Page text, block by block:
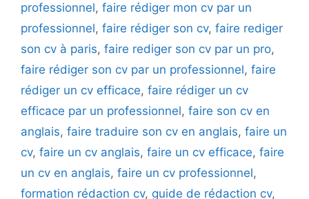
professionnel, faire rédiger mon cv par un
professionnel, faire rédiger son cv, faire rediger
son cv à paris, faire rediger son cv par un pro,
faire rédiger son cv par un professionnel, faire
rédiger un cv efficace, faire rédiger un cv
efficace par un professionnel, faire son cv en
anglais, faire traduire son cv en anglais, faire un
cv, faire un cv anglais, faire un cv efficace, faire
un cv en anglais, faire un cv professionnel,
formation rédaction cv, guide de rédaction cv,